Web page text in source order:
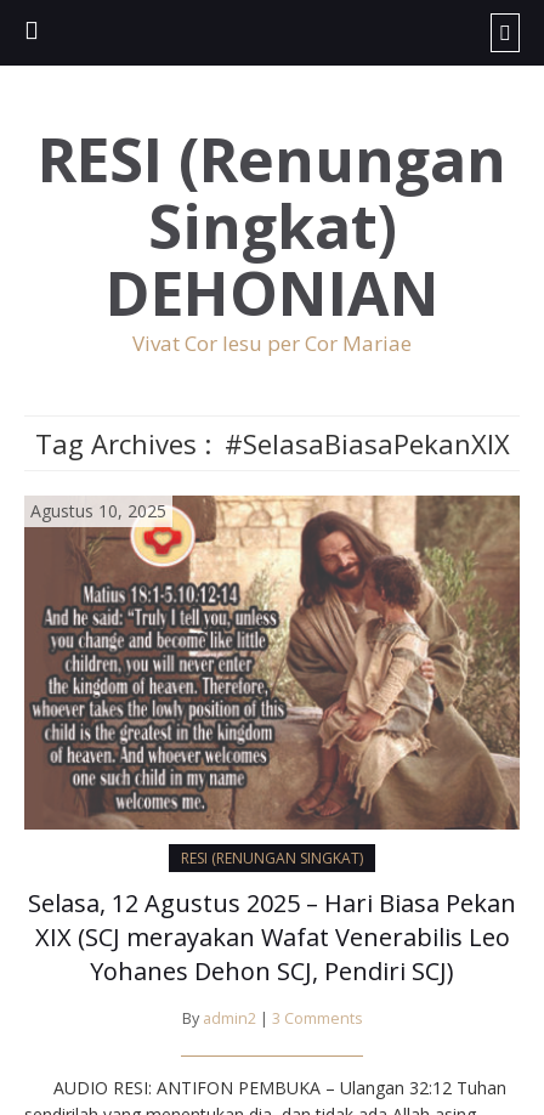
RESI (Renungan
Singkat)
DEHONIAN
Vivat Cor Iesu per Cor Mariae
Tag Archives : #SelasaBiasaPekanXIX
Agustus 10, 2025
RESI (RENUNGAN SINGKAT)
Selasa, 12 Agustus 2025 – Hari Biasa Pekan
XIX (SCJ merayakan Wafat Venerabilis Leo
Yohanes Dehon SCJ, Pendiri SCJ)
By admin2 | 3 Comments
AUDIO RESI: ANTIFON PEMBUKA – Ulangan 32:12 Tuhan